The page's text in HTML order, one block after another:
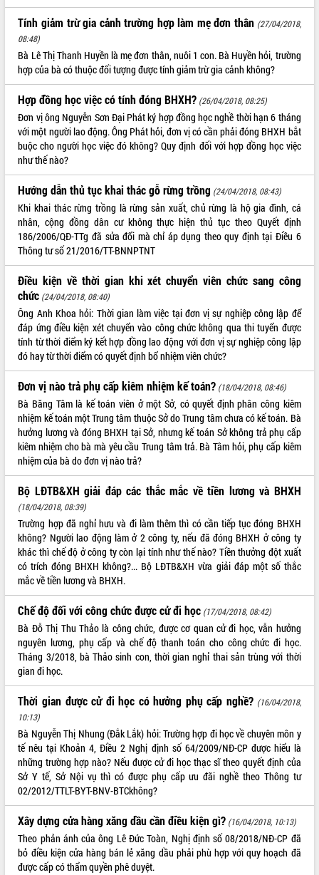
Tính giảm trừ gia cảnh trường hợp làm mẹ đơn thân (27/04/2018,
08:48)
Bà Lê Thị Thanh Huyền là mẹ đơn thân, nuôi 1 con. Bà Huyền hỏi, trường
hợp của bà có thuộc đối tượng được tính giảm trừ gia cảnh không?
Hợp đồng học việc có tính đóng BHXH? (26/04/2018, 08:25)
Đơn vị ông Nguyễn Sơn Đại Phát ký hợp đồng học nghề thời hạn 6 tháng
với một người lao động. Ông Phát hỏi, đơn vị có cần phải đóng BHXH bắt
buộc cho người học việc đó không? Quy định đối với hợp đồng học việc
như thế nào?
Hướng dẫn thủ tục khai thác gỗ rừng trồng (24/04/2018, 08:43)
Khi khai thác rừng trồng là rừng sản xuất, chủ rừng là hộ gia đình, cá
nhân, cộng đồng dân cư không thực hiện thủ tục theo Quyết định
186/2006/QĐ-TTg đã sửa đổi mà chỉ áp dụng theo quy định tại Điều 6
Thông tư số 21/2016/TT-BNNPTNT
Điều kiện về thời gian khi xét chuyển viên chức sang công
chức (24/04/2018, 08:40)
Ông Anh Khoa hỏi: Thời gian làm việc tại đơn vị sự nghiệp công lập để
đáp ứng điều kiện xét chuyển vào công chức không qua thi tuyển được
tính từ thời điểm ký kết hợp đồng lao động với đơn vị sự nghiệp công lập
đó hay từ thời điểm có quyết định bổ nhiệm viên chức?
Đơn vị nào trả phụ cấp kiêm nhiệm kế toán? (18/04/2018, 08:46)
Bà Băng Tâm là kế toán viên ở một Sở, có quyết định phân công kiêm
nhiệm kế toán một Trung tâm thuộc Sở do Trung tâm chưa có kế toán. Bà
hưởng lương và đóng BHXH tại Sở, nhưng kế toán Sở không trả phụ cấp
kiêm nhiệm cho bà mà yêu cầu Trung tâm trả. Bà Tâm hỏi, phụ cấp kiêm
nhiệm của bà do đơn vị nào trả?
Bộ LĐTB&XH giải đáp các thắc mắc về tiền lương và BHXH
(18/04/2018, 08:39)
Trường hợp đã nghỉ hưu và đi làm thêm thì có cần tiếp tục đóng BHXH
không? Người lao động làm ở 2 công ty, nếu đã đóng BHXH ở công ty
khác thì chế độ ở công ty còn lại tính như thế nào? Tiền thưởng đột xuất
có trích đóng BHXH không?... Bộ LĐTB&XH vừa giải đáp một số thắc
mắc về tiền lương và BHXH.
Chế độ đối với công chức được cử đi học (17/04/2018, 08:42)
Bà Đỗ Thị Thu Thảo là công chức, được cơ quan cử đi học, vẫn hưởng
nguyên lương, phụ cấp và chế độ thanh toán cho công chức đi học.
Tháng 3/2018, bà Thảo sinh con, thời gian nghỉ thai sản trùng với thời
gian đi học.
Thời gian được cử đi học có hưởng phụ cấp nghề? (16/04/2018,
10:13)
Bà Nguyễn Thị Nhung (Đắk Lắk) hỏi: Trường hợp đi học về chuyên môn y
tế nêu tại Khoản 4, Điều 2 Nghị định số 64/2009/NĐ-CP được hiểu là
những trường hợp nào? Nếu được cử đi học thạc sĩ theo quyết định của
Sở Y tế, Sở Nội vụ thì có được phụ cấp ưu đãi nghề theo Thông tư
02/2012/TTLT-BYT-BNV-BTCkhông?
Xây dựng cửa hàng xăng dầu cần điều kiện gì? (16/04/2018, 10:13)
Theo phản ánh của ông Lê Đức Toàn, Nghị định số 08/2018/NĐ-CP đã
bỏ điều kiện cửa hàng bán lẻ xăng dầu phải phù hợp với quy hoạch đã
được cấp có thẩm quyền phê duyệt.